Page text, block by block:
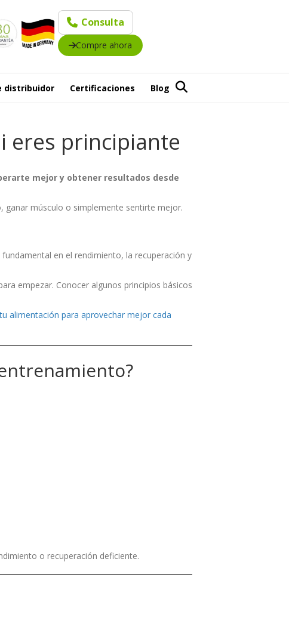
Consulta
Compre ahora
distribuidor Certificaciones Blog
eres principiante
mejor y obtener resultados desde
ganar músculo o simplemente sentirte mejor.
en el rendimiento, la recuperación y
empezar. Conocer algunos principios básicos
alimentación para aprovechar mejor cada
o recuperación deficiente.